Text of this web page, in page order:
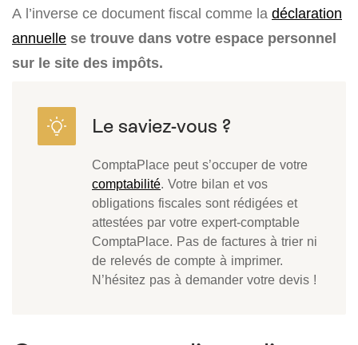
A l’inverse ce document fiscal comme la déclaration
annuelle se trouve dans votre espace personnel
sur le site des impôts.
ComptaPlace peut s’occuper de votre
comptabilité. Votre bilan et vos
obligations fiscales sont rédigées et
attestées par votre expert-comptable
ComptaPlace. Pas de factures à trier ni
de relevés de compte à imprimer.
N’hésitez pas à demander votre devis !